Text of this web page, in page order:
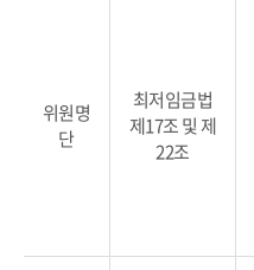
위원명
단
최저임금법
제17조 및 제
22조